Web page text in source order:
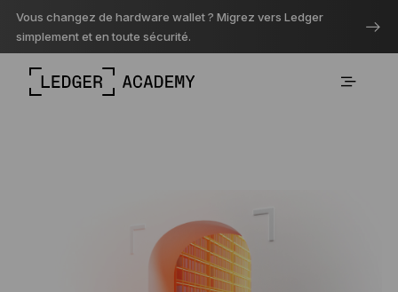
Vous changez de hardware wallet ? Migrez vers Ledger
simplement et en toute sécurité.